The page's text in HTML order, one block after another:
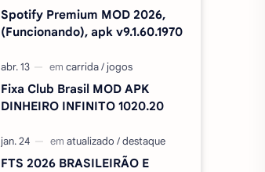
Spotify Premium MOD 2026,
(Funcionando), apk v9.1.60.1970
Fixa Club Brasil MOD APK
DINHEIRO INFINITO 1020.20
FTS 2026 BRASILEIRÃO E